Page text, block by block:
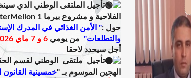
تأجيل الملتقى الوطني الدي س
الفلاحية و مشروع بيرما 1 weterMellon
حول :" الأمن الغذائي في المدرك
والتطلعات" من يومي 6 و 7 ماي 2026
أجل سيحدد لاحقا
تأجيل ملتقى الوطني لقسم
الهجين الموسوم بـ "خمسينية